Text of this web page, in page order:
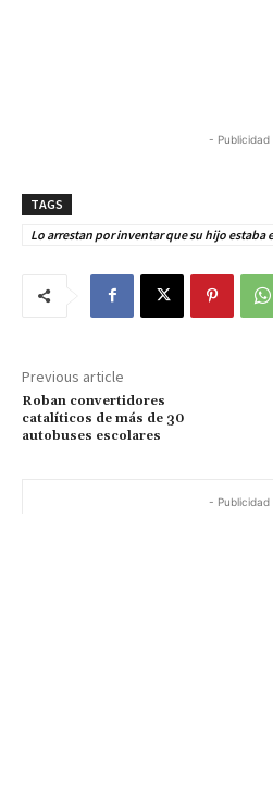
- Publicidad
TAGS
Lo arrestan por inventar que su hijo estaba
Previous article
Roban convertidores
catalíticos de más de 30
autobuses escolares
- Publicidad